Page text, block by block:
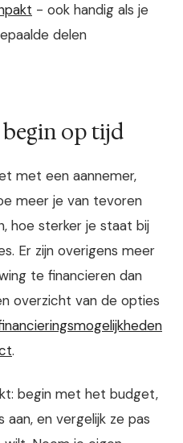
- ook handig als je
delen
begin op tijd
met een aannemer,
meer je van tevoren
hoe sterker je staat bij
Er zijn overigens meer
te financieren dan
overzicht van de opties
.
begin met het budget,
en vergelijk ze pas